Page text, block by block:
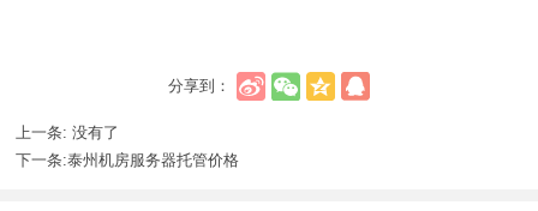
分享到：
上一条: 没有了
下一条:泰州机房服务器托管价格